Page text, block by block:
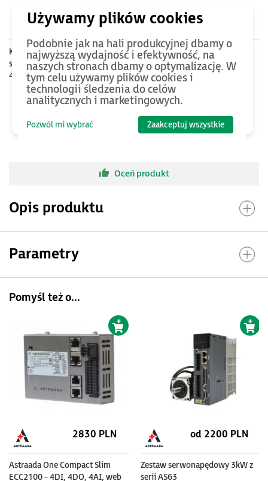
Kabel zasilający 5m do
silników - 1kW, 230V; 2…3kW,
400V z enkoderem
absolutnym, - 1…3.8kW, 400V
z enkoderm inkrem
70 PLN
Terminal przyłączeniowy
śrubowy do złącza CN1 w
serwowzmacniaczach SRV-
64/SRV-63
Oceń produkt
Opis produktu
Parametry
Pomyśl też o...
Astraada One Compact Slim
ECC2100 - 4DI, 4DO, 4AI, web
2830 PLN
Zestaw serwonapędowy 3kW z
serii AS63
od 2200 PLN
Podobnie jak na hali produkcyjnej dbamy o
najwyższą wydajność i efektywność, na
naszych stronach dbamy o optymalizację. W
tym celu używamy plików cookies i
technologii śledzenia do celów
analitycznych i marketingowych.
Pozwól mi wybrać Zaakceptuj wszystkie